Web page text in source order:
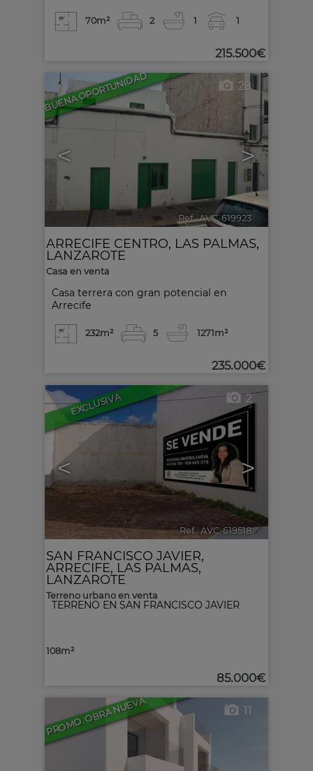
70m² 2 1 1
215.500€
BUENA OPORTUNIDAD
< >
28
Ref.. AVC-619923
Casa terrera con gran potencial en
Arrecife
ARRECIFE CENTRO, LAS PALMAS,
LANZAROTE
Casa en venta
232m² 5 1271m²
235.000€
EXCLUSIVA
< >
2
Ref.. AVC-619518 🔗
TERRENO EN SAN FRANCISCO JAVIER
SAN FRANCISCO JAVIER,
ARRECIFE, LAS PALMAS,
LANZAROTE
Terreno urbano en venta
108m²
85.000€
PROMO. OBRA NUEVA 11